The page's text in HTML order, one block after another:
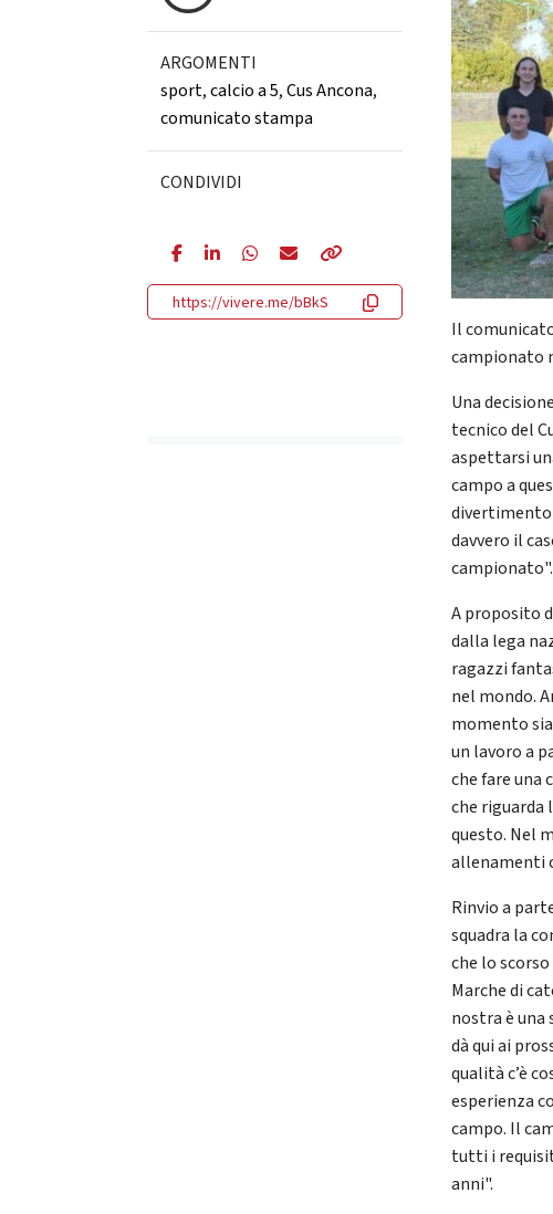
ARGOMENTI
sport,calcio a 5,Cus Ancona,
comunicato stampa
CONDIVIDI
https://vivere.me/bBkS
Il
campionato
Una
tecnico del
aspettarsi
campo a
divertimento
davvero il
campionato".
A proposito
dalla lega
ragazzi
nel mondo.
momento
un lavoro a
che fare una
che riguarda
questo. Nel
allenamenti
Rinvio a
squadra la
che lo
Marche di
nostra è una
dà qui ai
qualità c’è
esperienza
campo. Il
tutti i
anni".